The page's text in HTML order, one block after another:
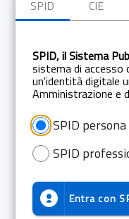
SPID CIE
SPID, il Sistema
sistema di accesso
un'identità digitale
Amministrazione e
SPID
SPID
Entra con